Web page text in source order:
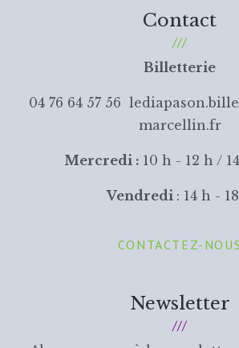
Contact
Billetterie
04 76 64 57 56
marcellin.fr
Mercredi : 10 h - 12 h /
Vendredi : 14 h -
CONTACTEZ-NOUS
Newsletter